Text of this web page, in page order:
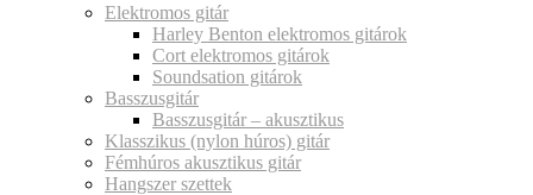
Elektromos gitár
Harley Benton elektromos gitárok
Cort elektromos gitárok
Soundsation gitárok
Basszusgitár
Basszusgitár – akusztikus
Klasszikus (nylon húros) gitár
Fémhúros akusztikus gitár
Hangszer szettek